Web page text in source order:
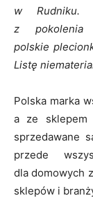
w Rudniku.
z
polskie
Listę
Polska marka
a ze sklepem
sprzedawane
przede
dla domowych
sklepów i